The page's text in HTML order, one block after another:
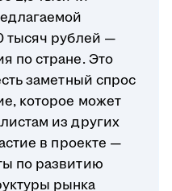
тысяч рублей —
по стране. Это
заметный спрос
которое может
из других
в проекте —
по развитию
рынка